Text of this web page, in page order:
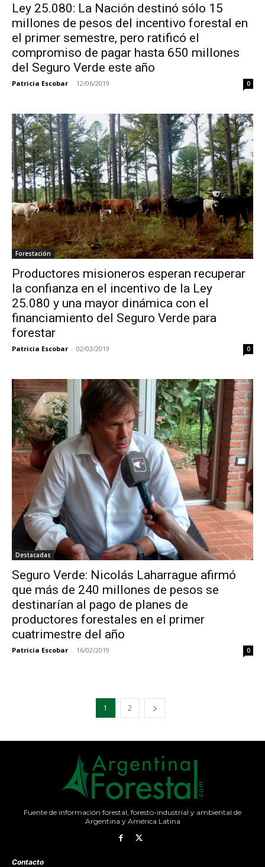
Ley 25.080: La Nación destinó sólo 15
millones de pesos del incentivo forestal en
el primer semestre, pero ratificó el
compromiso de pagar hasta 650 millones
del Seguro Verde este año
Patricia Escobar - 12/06/2019 0
Forestación
Productores misioneros esperan recuperar
la confianza en el incentivo de la Ley
25.080 y una mayor dinámica con el
financiamiento del Seguro Verde para
forestar
Patricia Escobar - 02/03/2019 0
Destacadas
Seguro Verde: Nicolás Laharrague afirmó
que más de 240 millones de pesos se
destinarían al pago de planes de
productores forestales en el primer
cuatrimestre del año
Patricia Escobar - 16/02/2019 0
1 2
Fuente de información forestal, foresto-industrial y ambiental de
Argentina y América Latina
Contacto